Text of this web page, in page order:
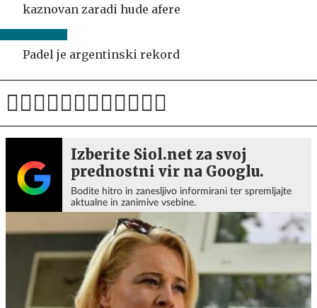
kaznovan zaradi hude afere
Padel je argentinski rekord
Izberite Siol.net za svoj
prednostni vir na Googlu.
Bodite hitro in zanesljivo informirani ter spremljajte
aktualne in zanimive vsebine.